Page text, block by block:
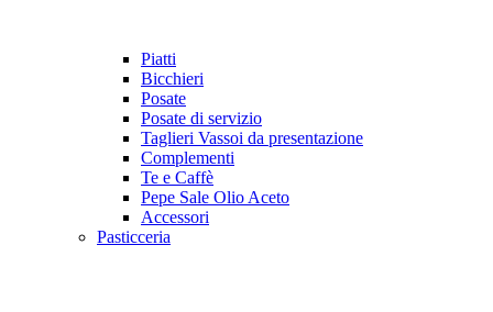
Piatti
Bicchieri
Posate
Posate di servizio
Taglieri Vassoi da presentazione
Complementi
Te e Caffè
Pepe Sale Olio Aceto
Accessori
Pasticceria